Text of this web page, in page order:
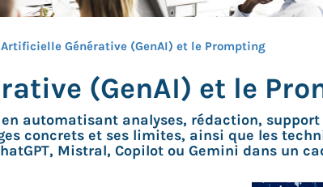
Générative (GenAI) et le Prompting
(GenAI) et le
automatisant analyses, rédaction,
concrets et ses limites, ainsi que les
Mistral, Copilot ou Gemini dans un